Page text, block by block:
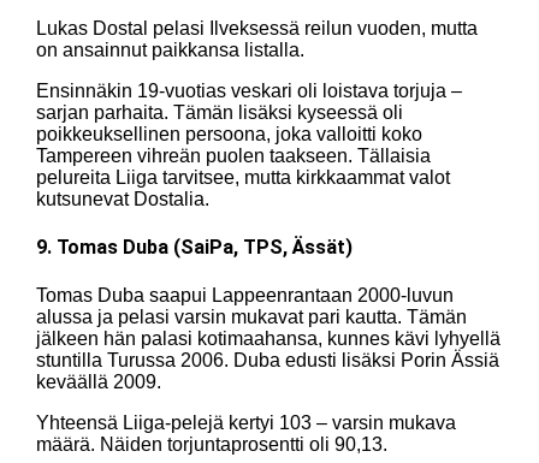
Lukas Dostal pelasi Ilveksessä reilun vuoden, mutta
on ansainnut paikkansa listalla.
Ensinnäkin 19-vuotias veskari oli loistava torjuja –
sarjan parhaita. Tämän lisäksi kyseessä oli
poikkeuksellinen persoona, joka valloitti koko
Tampereen vihreän puolen taakseen. Tällaisia
pelureita Liiga tarvitsee, mutta kirkkaammat valot
kutsunevat Dostalia.
9. Tomas Duba (SaiPa, TPS, Ässät)
Tomas Duba saapui Lappeenrantaan 2000-luvun
alussa ja pelasi varsin mukavat pari kautta. Tämän
jälkeen hän palasi kotimaahansa, kunnes kävi lyhyellä
stuntilla Turussa 2006. Duba edusti lisäksi Porin Ässiä
keväällä 2009.
Yhteensä Liiga-pelejä kertyi 103 – varsin mukava
määrä. Näiden torjuntaprosentti oli 90,13.